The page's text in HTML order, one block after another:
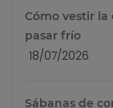
Cómo vestir
pasar frío
18/07/2026
Sábanas de